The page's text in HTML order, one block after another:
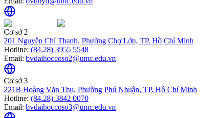
Cơ sở 2
201 Nguyễn Chí Thanh, Phường Chợ Lớn, TP. Hồ Chí Minh
Hotline: (84.28) 3955 5548
Email: bvdaihoccoso2@umc.edu.vn
Cơ sở 3
221B Hoàng Văn Thụ, Phường Phú Nhuận, TP. Hồ Chí Minh
Hotline: (84.28) 3842 0070
Email: bvdaihoccoso3@umc.edu.vn